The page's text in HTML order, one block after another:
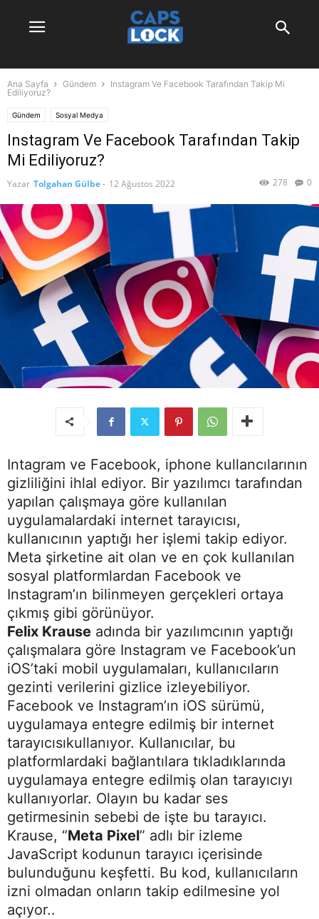
Ana Sayfa Gündem
Instagram Ve Facebook Tarafından Takip Mi
Ediliyoruz?
Gündem Sosyal Medya
Instagram Ve Facebook Tarafından Takip
Mi Ediliyoruz?
Yazar Tolgahan Gülbe- 12 Ağustos 2022 0
278
Intagram ve Facebook, iphone kullancılarının
gizliliğini ihlal ediyor. Bir yazılımcı tarafından
yapılan çalışmaya göre kullanılan
uygulamalardaki internet tarayıcısı,
kullanıcının yaptığı her işlemi takip ediyor.
Meta şirketine ait olan ve en çok kullanılan
sosyal platformlardan Facebook ve
Instagram’ın bilinmeyen gerçekleri ortaya
çıkmış gibi görünüyor.
Felix Krause adında bir yazılımcının yaptığı
çalışmalara göre Instagram ve Facebook’un
iOS’taki mobil uygulamaları, kullanıcıların
gezinti verilerini gizlice izleyebiliyor.
Facebook ve Instagram’ın iOS sürümü,
uygulamaya entegre edilmiş bir internet
tarayıcısıkullanıyor. Kullanıcılar, bu
platformlardaki bağlantılara tıkladıklarında
uygulamaya entegre edilmiş olan tarayıcıyı
kullanıyorlar. Olayın bu kadar ses
getirmesinin sebebi de işte bu tarayıcı.
Krause, “Meta Pixel” adlı bir izleme
JavaScript kodunun tarayıcı içerisinde
bulunduğunu keşfetti. Bu kod, kullanıcıların
izni olmadan onların takip edilmesine yol
açıyor..